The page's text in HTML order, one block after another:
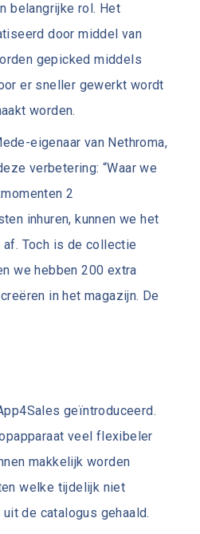
belangrijke rol. Het
door middel van
gepicked middels
er sneller gewerkt wordt
worden.
eigenaar van Nethroma,
verbetering: “Waar we
2
inhuren, kunnen we het
Toch is de collectie
we hebben 200 extra
in het magazijn. De
geïntroduceerd.
veel flexibeler
makkelijk worden
welke tijdelijk niet
de catalogus gehaald.